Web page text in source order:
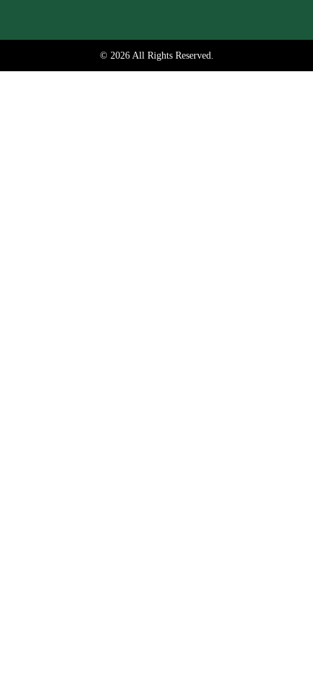
© 2026 All Rights Reserved.